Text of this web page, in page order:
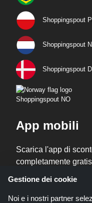
Shoppingspout
Shoppingspout
Shoppingspout
Shoppingspout NO
App mobili
Scarica l'app di
completamente
Gestione dei cookie
Noi e i nostri partner